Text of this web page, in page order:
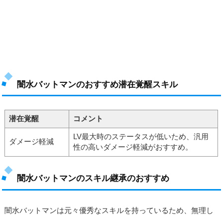
闇水バットマンのおすすめ潜在覚醒スキル
潜在覚醒 コメント
ダメージ軽減
LV最大時のステータスが低いため、汎用
性の高いダメージ軽減がおすすめ。
闇水バットマンのスキル継承のおすすめ
闇水バットマンは元々優秀なスキルを持っているため、無理し